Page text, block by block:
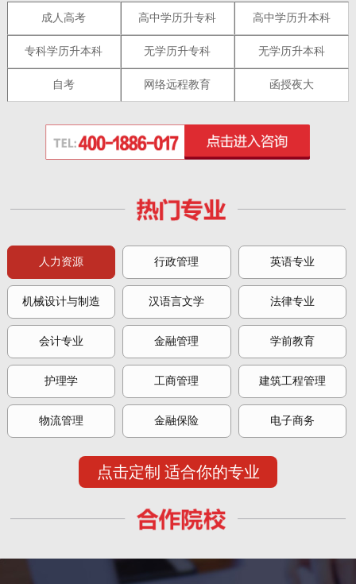
成人高考 高中学历升专科 高中学历升本科
专科学历升本科 无学历升专科 无学历升本科
自考 网络远程教育 函授夜大
人力资源 行政管理 英语专业
机械设计与制造 汉语言文学 法律专业
会计专业 金融管理 学前教育
护理学 工商管理 建筑工程管理
物流管理 金融保险 电子商务
点击定制 适合你的专业